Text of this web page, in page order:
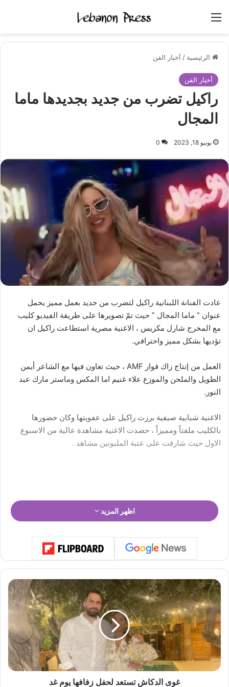
الرئيسية / أخبار الفن
أخبار الفن
راكيل تضرب من جديد بجديدها ماما
المجال
يونيو 18, 2023 0
عادت الفنانة اللبنانية راكيل لتضرب من جديد بعمل مميز يحمل
عنوان ” ماما المجال ” حيث تمّ تصويرها على طريقة الفيديو كليب
مع المخرج شارل مكريس ، الاغنية مصرية استطاعت راكيل ان
تؤديها بشكل مميز واحترافي.
العمل من إنتاج زاك فواز AMF ، حيث تعاون فيها مع الشاعر أيمن
الطويل والملحن والموزع علاء غنيم اما المكس وماستر مارك عبد
النور.
الاغنية شبابية صيفية برزت راكيل على عفويتها وكان حضورها
بالكليب ملفتاً ومميزاً ، حصدت الاغنية مشاهدة عالية من الاسبوع
الاول حيث شارفت على عتبة المليونين مشاهد .
اظهر المزيد
غ
و
ى
ا
ل
د
ك
ا
ش
غوى الدكاش تستعد لحفل زفافها يوم غد